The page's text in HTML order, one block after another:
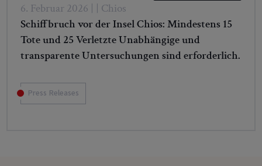
6. Februar 2026 | | Chios
Schiffbruch vor der Insel Chios: Mindestens 15
Tote und 25 Verletzte Unabhängige und
transparente Untersuchungen sind erforderlich.
Press Releases